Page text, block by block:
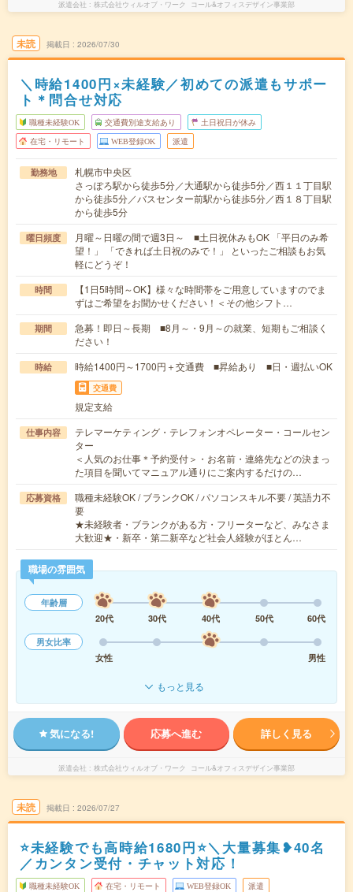
派遣会社 株式会社ウィルオブ・ワーク コール&オフィスデザイン事業部
未読 掲載日 2026/07/30
＼時給1400円×未経験／初めての派遣もサポー
ト＊問合せ対応
職種未経験OK 交通費別途支給あり 土日祝日が休み
在宅・リモート WEB登録OK 派遣
勤務地
札幌市中央区
さっぽろ駅から徒歩5分／大通駅から徒歩5分／西１１丁目駅
から徒歩5分／バスセンター前駅から徒歩5分／西１８丁目駅
から徒歩5分
曜日頻度
月曜～日曜の間で週3日～ ■土日祝休みもOK 「平日のみ希
望！」 「できれば土日祝のみで！」 といったご相談もお気
軽にどうぞ！
時間
【1日5時間～OK】様々な時間帯をご用意していますのでま
ずはご希望をお聞かせください！＜その他シフト…
期間
急募！即日～長期 ■8月～・9月～の就業、短期もご相談く
ださい！
時給 時給1400円～1700円＋交通費 ■昇給あり ■日・週払いOK
交通費
規定支給
仕事内容
テレマーケティング・テレフォンオペレーター・コールセン
ター
＜人気のお仕事＊予約受付＞・お名前・連絡先などの決まっ
た項目を聞いてマニュアル通りにご案内するだけの…
応募資格
職種未経験OK / ブランクOK / パソコンスキル不要 / 英語力不
要
★未経験者・ブランクがある方・フリーターなど、みなさま
大歓迎★・新卒・第二新卒など社会人経験がほとん…
職場の雰囲気
年齢層
20代
30代 40代 50代
60代
男女比率
女性
男性
もっと見る
気になる! 応募へ進む 詳しく見る
派遣会社 株式会社ウィルオブ・ワーク コール&オフィスデザイン事業部
未読 掲載日 2026/07/27
⭐未経験でも高時給1680円⭐＼大量募集❥40名
／カンタン受付・チャット対応！
職種未経験OK 在宅・リモート WEB登録OK 派遣